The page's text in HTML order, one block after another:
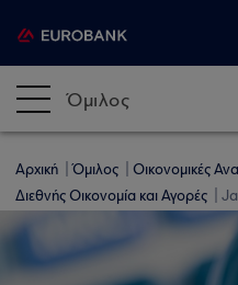
Όμιλος
Αρχική Όμιλος
Οικονομικές
Διεθνής Οικονομία και Αγορές